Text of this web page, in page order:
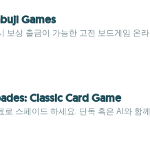
Games
보상 출금이 가능한 고전 보드게임 온
Classic Card Game
로 스페이드 하세요. 단독 혹은 AI와 함께